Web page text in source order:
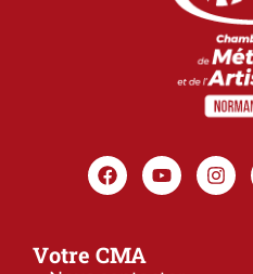
Votre CMA